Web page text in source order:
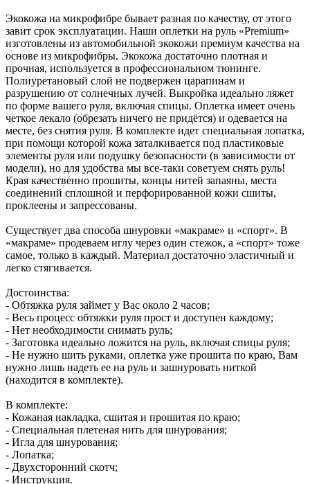
Экокожа на микрофибре бывает разная по качеству, от этого
завит срок эксплуатации. Наши оплетки на руль «Premium»
изготовлены из автомобильной экокожи премиум качества на
основе из микрофибры. Экокожа достаточно плотная и
прочная, используется в профессиональном тюнинге.
Полиуретановый слой не подвержен царапинам и
разрушению от солнечных лучей. Выкройка идеально ляжет
по форме вашего руля, включая спицы. Оплетка имеет очень
четкое лекало (обрезать ничего не придётся) и одевается на
месте, без снятия руля. В комплекте идет специальная лопатка,
при помощи которой кожа заталкивается под пластиковые
элементы руля или подушку безопасности (в зависимости от
модели), но для удобства мы все-таки советуем снять руль!
Края качественно прошиты, концы нитей запаяны, места
соединений сплошной и перфорированной кожи сшиты,
проклеены и запрессованы.
Существует два способа шнуровки «макраме» и «спорт». В
«макраме» продеваем иглу через один стежок, а «спорт» тоже
самое, только в каждый. Материал достаточно эластичный и
легко стягивается.
Достоинства:
- Обтяжка руля займет у Вас около 2 часов;
- Весь процесс обтяжки руля прост и доступен каждому;
- Нет необходимости снимать руль;
- Заготовка идеально ложится на руль, включая спицы руля;
- Не нужно шить руками, оплетка уже прошита по краю, Вам
нужно лишь надеть ее на руль и зашнуровать ниткой
(находится в комплекте).
В комплекте:
- Кожаная накладка, сшитая и прошитая по краю;
- Специальная плетеная нить для шнурования;
- Игла для шнурования;
- Лопатка;
- Двухсторонний скотч;
- Инструкция.